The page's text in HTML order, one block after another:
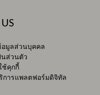
อมูลส่วนบุคคล
นส่วนตัว
ช้คุกกี้
การแพลตฟอร์มดิจิทัล